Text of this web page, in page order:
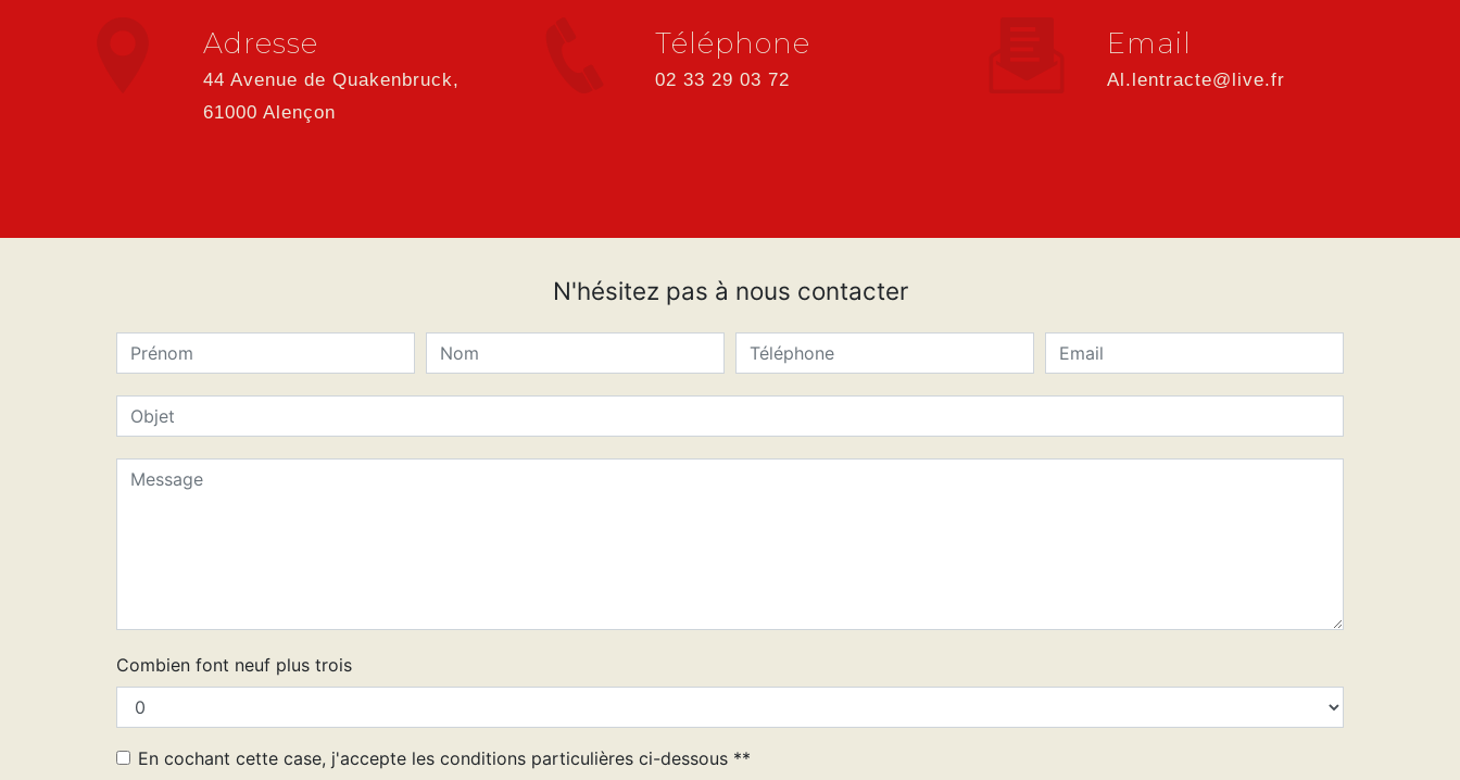
Adresse
44 Avenue de Quakenbruck,
61000 Alençon
Téléphone
02 33 29 03 72
Email
al.lentracte@live.fr
N'hésitez pas à nous contacter
Combien font neuf plus trois
En cochant cette case, j'accepte les conditions particulières ci-dessous **